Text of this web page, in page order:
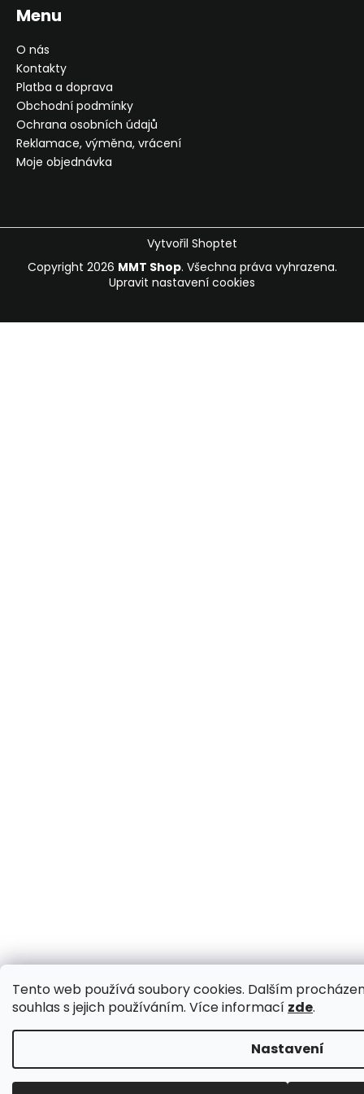
Tento web používá soubory cookies. Dalším
souhlas s jejich používáním. Více informací zde.
Nastavení
Menu
O nás
Kontakty
Platba a doprava
Obchodní podmínky
Ochrana osobních údajů
Reklamace, výměna, vrácení
Moje objednávka
Vytvořil Shoptet
Copyright 2026 MMT Shop. Všechna práva vyhrazena.
Upravit nastavení cookies